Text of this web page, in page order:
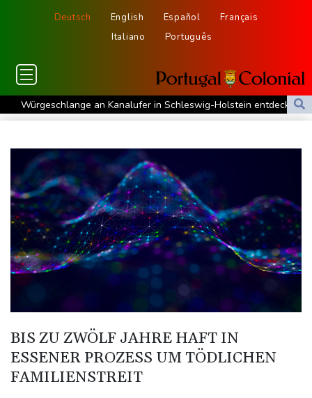
Deutsch English Español
Français
Italiano
Português
Würgeschlange an Kanalufer in Schleswig-Holstein entdeckt
Unter Traktor eingeklemmt: Zwölfjähriger stirbt in Nordrhein-
Sri Lanka setzt nach Unruhen in Gefängnis Soldaten ein
Zuwächse in der Autobranche: Industrieproduktion legt im Juni
leicht zu
76-jähriger Landwirt in Nordrhein-Westfalen von Traktor
überrollt und getötet
Nach Tod von 37-Jähriger in Hessen: Tatverdächtiger wieder auf
Deutschlands Exporte im Juni leicht gestiegen
Millionen Dollar zahlen
Argentinien: Polizei geht mit Tränengas und Gummigeschossen
gegen Proteste vor
BIS ZU ZWÖLF JAHRE HAFT IN
ESSENER PROZESS UM TÖDLICHEN
FAMILIENSTREIT